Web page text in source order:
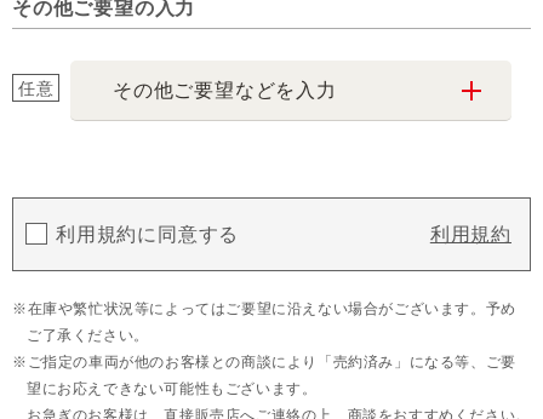
その他ご要望の入力
任意 その他ご要望などを入力
利用規約に同意する 利用規約
在庫や繁忙状況等によってはご要望に沿えない場合がございます。予め
ご了承ください。
ご指定の車両が他のお客様との商談により「売約済み」になる等、ご要
望にお応えできない可能性もございます。
お急ぎのお客様は、直接販売店へご連絡の上、商談をおすすめください。